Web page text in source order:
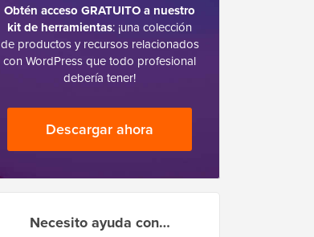
Obtén acceso GRATUITO a nuestro
kit de herramientas: ¡una colección
de productos y recursos relacionados
con WordPress que todo profesional
debería tener!
Descargar ahora
Necesito ayuda con…